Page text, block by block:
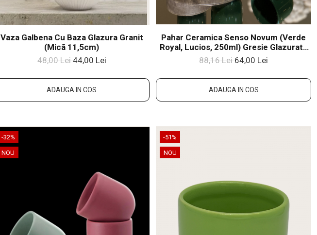
Vaza Galbena Cu Baza Glazura Granit
(micã 11,5cm)
48,00 Lei44,00 Lei
ADAUGA IN COS
Pahar Ceramica Senso Novum (Verde
Royal, Lucios, 250ml) Gresie Glazuratã
Manual
88,16 Lei64,00 Lei
ADAUGA IN COS
-32%
NOU
-51%
NOU